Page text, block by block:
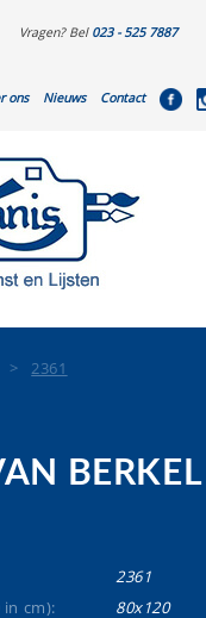
Vragen? Bel 023 - 525 7887
ons Nieuws Contact
>2361
BERKEL
2361
cm):
80x120